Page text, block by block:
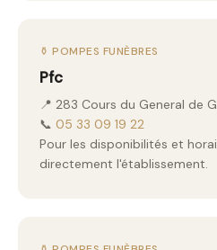
⚱️ POMPES FUNÈBRES
Pfc
📍 283 Cours du General de
📞 05 33 09 19 22
Pour les disponibilités et
directement l'établissement.